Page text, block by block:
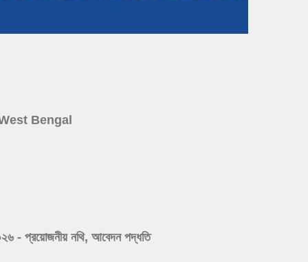
West Bengal
প্রয়োজনীয় নথি, আবেদন পদ্ধতি